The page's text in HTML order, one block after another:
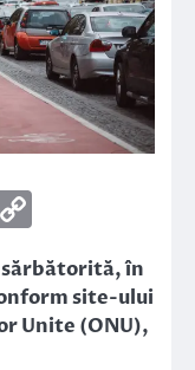
Link
sărbătorită, în
site-ului
Unite (ONU),